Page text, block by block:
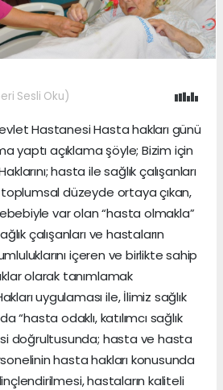
Sesli Oku)
Hastanesi Hasta hakları günü
yaptı açıklama şöyle; Bizim için
hasta ile sağlık çalışanları
düzeyde ortaya çıkan,
var olan “hasta olmakla”
çalışanları ve hastaların
içeren ve birlikte sahip
olarak tanımlamak
uygulaması ile, İlimiz sağlık
“hasta odaklı, katılımcı sağlık
doğrultusunda; hasta ve hasta
hasta hakları konusunda
hastaların kaliteli